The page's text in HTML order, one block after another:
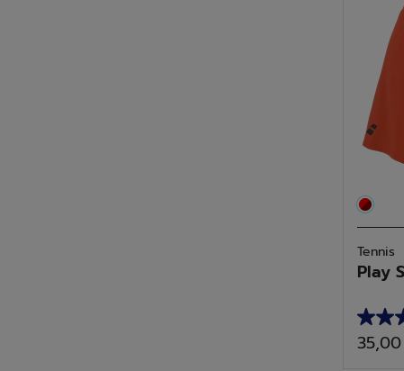
Tennis
Play
4.0
von